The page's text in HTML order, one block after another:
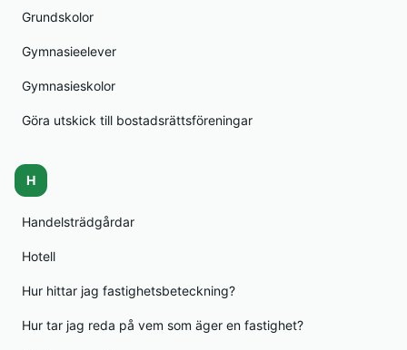
Grundskolor
Gymnasieelever
Gymnasieskolor
Göra utskick till bostadsrättsföreningar
H
Handelsträdgårdar
Hotell
Hur hittar jag fastighetsbeteckning?
Hur tar jag reda på vem som äger en fastighet?